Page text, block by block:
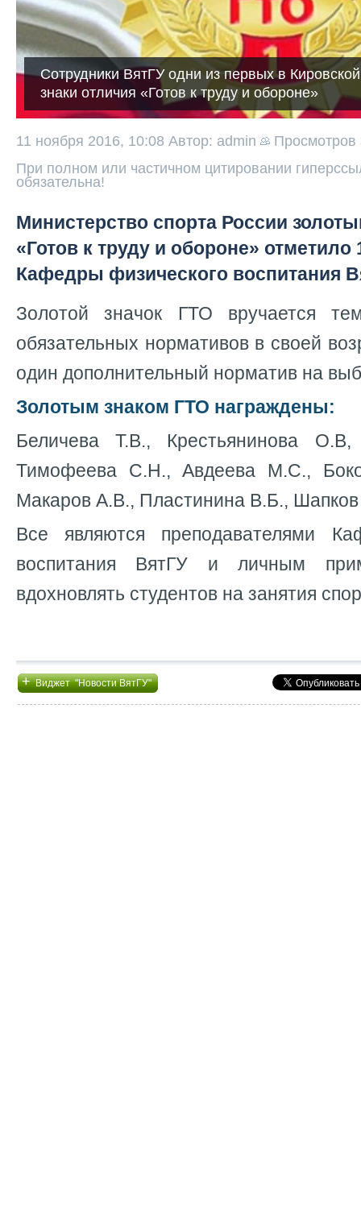
Сотрудники ВятГУ одни из первых в
знаки отличия «Готов к труду и обороне»
11 ноября 2016, 10:08 Автор: admin Просмотров
При полном или частичном цитировании
обязательна!
Министерство спорта России
«Готов к труду и обороне»
Кафедры физического воспитания
Золотой значок ГТО вручается
обязательных нормативов в своей
один дополнительный норматив на
Золотым знаком ГТО награждены:
Беличева Т.В., Крестьянинова
Тимофеева С.Н., Авдеева М.С.,
Макаров А.В., Пластинина В.Б.,
Все являются преподавателями
воспитания ВятГУ и личным
вдохновлять студентов на занятия
+Виджет "Новости ВятГУ"